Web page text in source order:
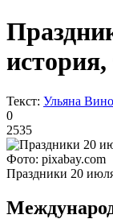
Текст: Ульяна
0
2535
Фото: pixabay.com
Праздники 20